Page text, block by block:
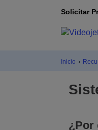
Solicitar
Inicio ›
¿Por